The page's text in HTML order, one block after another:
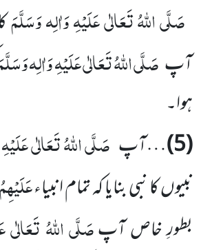
صَلَّی اللہُ تَعَالٰی عَلَیْہِ وَاٰلِہ وَسَلَّمَ
آپصَلَّی اللہُ تَعَالٰی عَلَیْہِ وَاٰلِہ
ہوا۔
(5) …آپ صَلَّی اللہُ تَعَالٰی
نبیوں کا نبی بنایا کہ تمام انبیاء
بطورِ خاص آپصَلَّی اللہُ